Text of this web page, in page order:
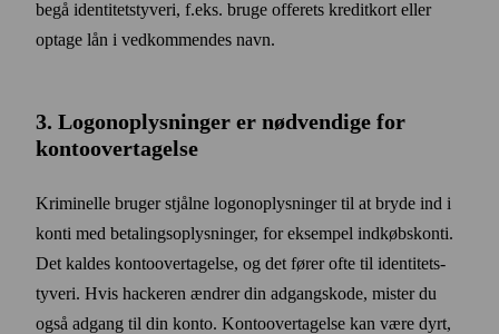
begå identitets­tyveri, f.eks. bruge offerets kredit­kort eller
optage lån i ved­kommendes navn.
3. Logon­oplysninger er nød­vendige for
konto­over­tagelse
Kriminelle bruger stjålne logon­oplysninger til at bryde ind i
konti med betalings­oplysninger, for eksempel indkøbs­konti.
Det kaldes konto­over­tagelse, og det fører ofte til identitets­
tyveri. Hvis hackeren ændrer din adgangs­kode, mister du
også adgang til din konto. Konto­over­tagelse kan være dyrt,